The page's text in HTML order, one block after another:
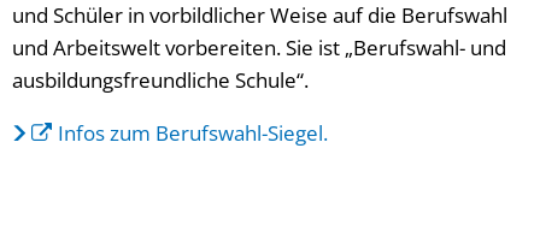
und Schüler in vorbildlicher Weise auf die Berufswahl
und Arbeitswelt vorbereiten. Sie ist „Berufswahl- und
ausbildungsfreundliche Schule“.
Infos zum Berufswahl-Siegel.